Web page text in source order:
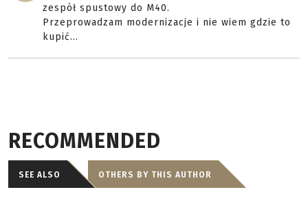
zespół spustowy do M40.
Przeprowadzam modernizacje i nie wiem gdzie to
kupić...
RECOMMENDED
SEE ALSO OTHERS BY THIS AUTHOR